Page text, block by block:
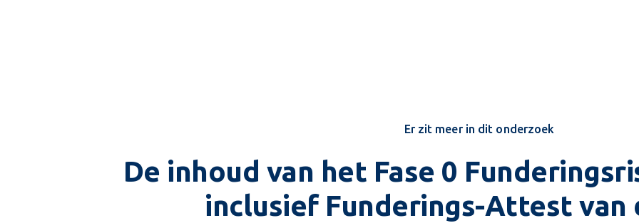
Er zit meer in dit onderzoek
De inhoud van het Fase 0
inclusief Funderings-Attest van